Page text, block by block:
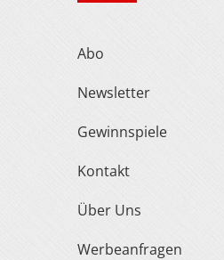
Abo
Newsletter
Gewinnspiele
Kontakt
Über Uns
Werbeanfragen